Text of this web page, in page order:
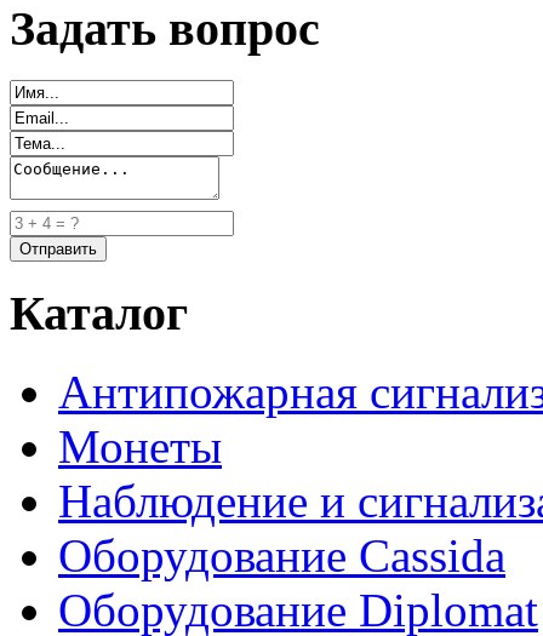
Задать вопрос
Каталог
Антипожарная
Монеты
Наблюдение и
Оборудование Cassida
Оборудование Diplomat